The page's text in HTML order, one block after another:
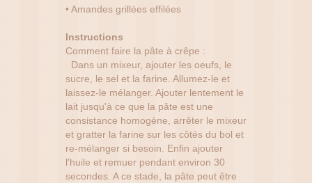
• Amandes grillées effilées
Instructions
Comment faire la pâte à crêpe :
Dans un mixeur, ajouter les oeufs, le
sucre, le sel et la farine. Allumez-le et
laissez-le mélanger. Ajouter lentement le
lait jusqu'à ce que la pâte est une
consistance homogène, arrêter le mixeur
et gratter la farine sur les côtés du bol et
re-mélanger si besoin. Enfin ajouter
l'huile et remuer pendant environ 30
secondes. A ce stade, la pâte peut être